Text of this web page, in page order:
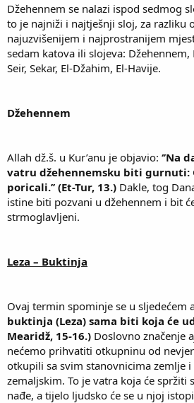
Džehennem se nalazi ispod sedmog
to je najniži i najtješnji sloj, za razliku
najuzvišenijem i najprostranijem
sedam katova ili slojeva: Džehennem,
Seir, Sekar, El-Džahim, El-Havije.
Džehennem
Allah dž.š. u Kur’anu je objavio: ‘’Na
vatru džehennemsku biti gurnuti:
poricali.’’ (Et-Tur, 13.) Dakle, tog
istine biti pozvani u džehennem i bit
strmoglavljeni.
Leza – Buktinja
Ovaj termin spominje se u sljedećem
buktinja (Leza) sama biti koja će
Mearidž, 15-16.) Doslovno značenje
nećemo prihvatiti otkupninu od
otkupili sa svim stanovnicima zemlje
zemaljskim. To je vatra koja će spržiti
nađe, a tijelo ljudsko će se u njoj